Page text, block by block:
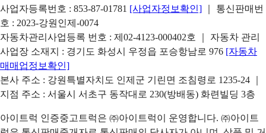
사업자등록번호 : 853-87-01781 [사업자정보확인]
｜ 통신판매번
호 : 2023-강원인제-0074
자동차관리사업등록 번호 : 제02-4123-000402호 ｜ 자동차 관리
사업장 소재지 : 경기도 화성시 우정읍 포승항남로 976 [자동차
매매업정보확인]
본사 주소 : 강원특별자치도 인제군 기린면 조침령로 1235-24 ｜
지점 주소 : 서울시 서초구 동작대로 230(방배동) 화련빌딩 3층
아이트럭 인증중고트럭은 ㈜아이트럭이 운영합니다. ㈜아이트